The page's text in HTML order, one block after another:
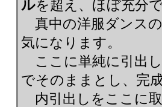
ルを超え、ほぼ充分
真中の洋服ダンス
気になります。
ここに単純に引出
でそのままとし、完
内引出しをここに